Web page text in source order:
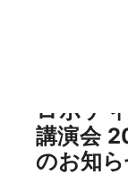
ロボテ
講演会
のお知